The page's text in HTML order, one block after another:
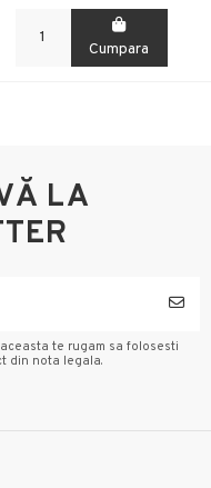
Cumpara
LA
te rugam sa folosesti
din nota legala.